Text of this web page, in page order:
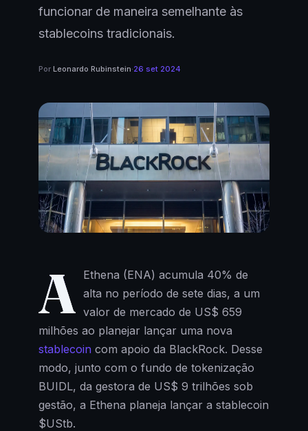
funcionar de maneira semelhante às
stablecoins tradicionais.
Por Leonardo Rubinstein·26 set 2024
A Ethena (ENA) acumula 40% de
alta no período de sete dias, a um
valor de mercado de US$ 659
milhões ao planejar lançar uma nova
stablecoin com apoio da BlackRock. Desse
modo, junto com o fundo de tokenização
BUIDL, da gestora de US$ 9 trilhões sob
gestão, a Ethena planeja lançar a stablecoin
$UStb.